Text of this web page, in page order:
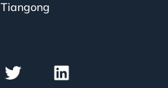
Tiangong